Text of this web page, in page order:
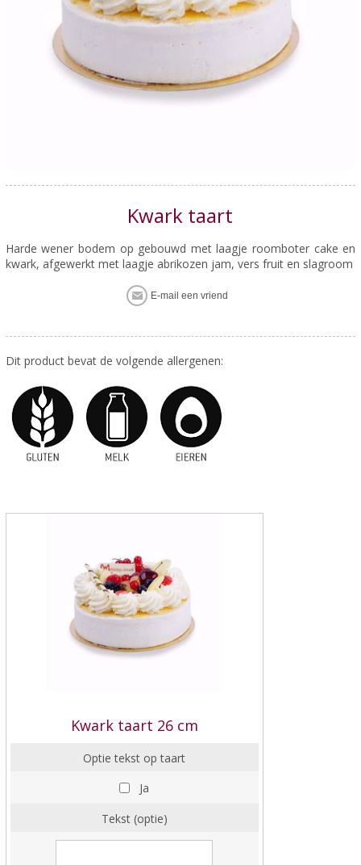
Kwark taart
Harde wener bodem op gebouwd met laagje roomboter cake en
kwark, afgewerkt met laagje abrikozen jam, vers fruit en slagroom
Dit product bevat de volgende allergenen:
Kwark taart 26 cm
Optie tekst op taart
Ja
Tekst (optie)